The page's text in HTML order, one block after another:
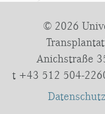
© 2026
Anichstraße
t +43 512 504-